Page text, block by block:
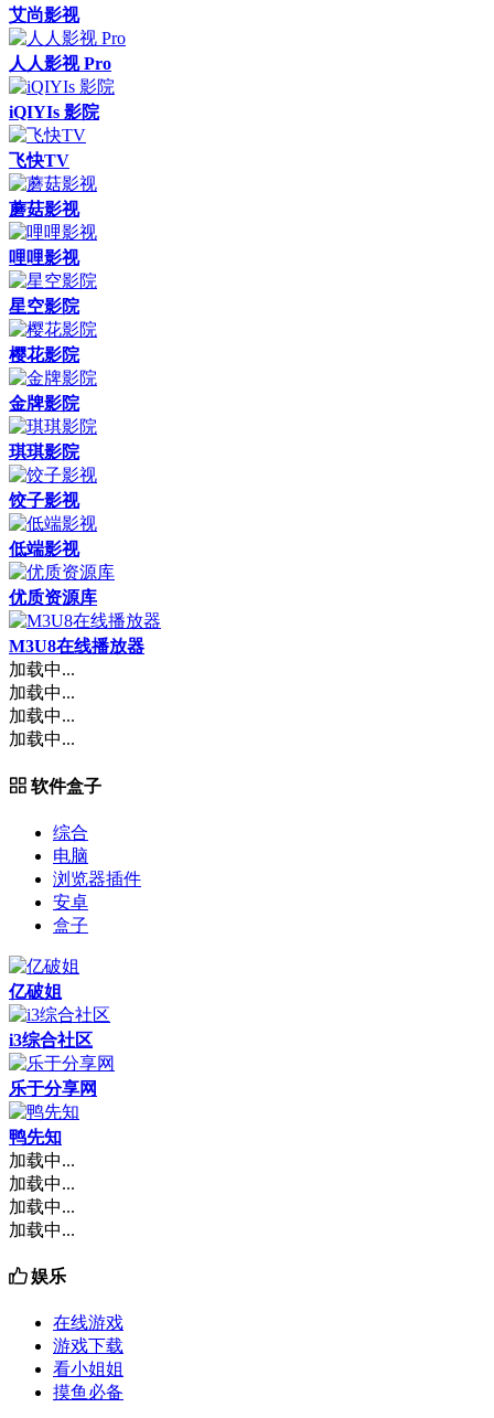
艾尚影视
人人影视 Pro
iQIYIs 影院
飞快TV
蘑菇影视
哩哩影视
星空影院
樱花影院
金牌影院
琪琪影院
饺子影视
低端影视
优质资源库
M3U8在线播放器
加载中...
加载中...
加载中...
加载中...
软件盒子
综合
电脑
浏览器插件
安卓
盒子
亿破姐
i3综合社区
乐于分享网
鸭先知
加载中...
加载中...
加载中...
加载中...
娱乐
在线游戏
游戏下载
看小姐姐
摸鱼必备